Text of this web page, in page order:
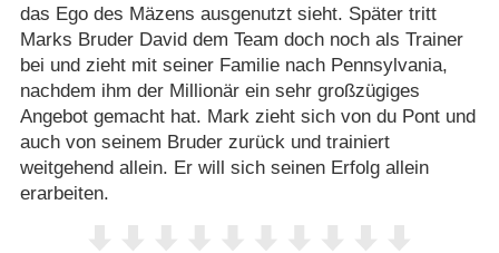
das Ego des Mäzens ausgenutzt sieht. Später tritt
Marks Bruder David dem Team doch noch als Trainer
bei und zieht mit seiner Familie nach Pennsylvania,
nachdem ihm der Millionär ein sehr großzügiges
Angebot gemacht hat. Mark zieht sich von du Pont und
auch von seinem Bruder zurück und trainiert
weitgehend allein. Er will sich seinen Erfolg allein
erarbeiten.